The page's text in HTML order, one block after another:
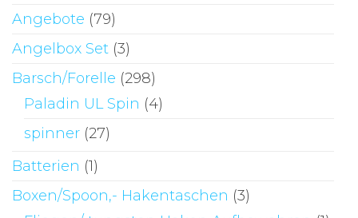
Angebote (79)
Angelbox Set (3)
Barsch/Forelle (298)
Paladin UL Spin (4)
spinner (27)
Batterien (1)
Boxen/Spoon,- Hakentaschen (3)